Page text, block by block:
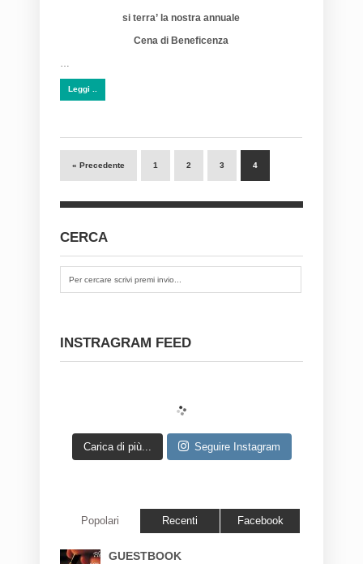
si terra’ la nostra annuale
Cena di Beneficenza
…
Leggi ..
« Precedente 1 2 3 4
CERCA
INSTRAGRAM FEED
Carica di più... Seguire Instagram
Popolari Recenti Facebook
GUESTBOOK